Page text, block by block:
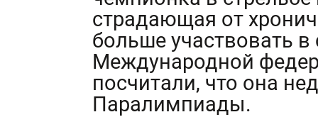
страдающая от
больше участвовать
Международной
посчитали, что она
Паралимпиады.